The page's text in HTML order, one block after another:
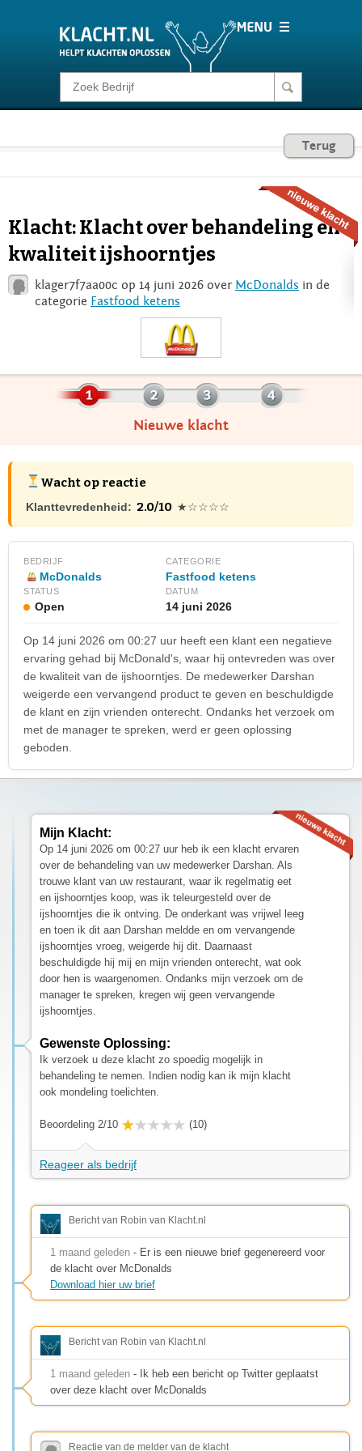
Klacht melden
Consumentenrecht
Voor Bedrijven
Login
Terug
Klacht: Klacht over behandeling en
kwaliteit ijshoorntjes
klager7f7aa00c op 14 juni 2026 over McDonalds in de
categorie Fastfood ketens
Nieuwe klacht
Wacht op reactie
Klanttevredenheid: 2.0/10 ★☆☆☆☆
BEDRIJF
McDonalds
CATEGORIE
Fastfood ketens
STATUS
Open
DATUM
14 juni 2026
Op 14 juni 2026 om 00:27 uur heeft een klant een negatieve
ervaring gehad bij McDonald's, waar hij ontevreden was over
de kwaliteit van de ijshoorntjes. De medewerker Darshan
weigerde een vervangend product te geven en beschuldigde
de klant en zijn vrienden onterecht. Ondanks het verzoek om
met de manager te spreken, werd er geen oplossing
geboden.
Mijn Klacht:
Op 14 juni 2026 om 00:27 uur heb ik een klacht ervaren
over de behandeling van uw medewerker Darshan. Als
trouwe klant van uw restaurant, waar ik regelmatig eet
en ijshoorntjes koop, was ik teleurgesteld over de
ijshoorntjes die ik ontving. De onderkant was vrijwel leeg
en toen ik dit aan Darshan meldde en om vervangende
ijshoorntjes vroeg, weigerde hij dit. Daarnaast
beschuldigde hij mij en mijn vrienden onterecht, wat ook
door hen is waargenomen. Ondanks mijn verzoek om de
manager te spreken, kregen wij geen vervangende
ijshoorntjes.
Gewenste Oplossing:
Ik verzoek u deze klacht zo spoedig mogelijk in
behandeling te nemen. Indien nodig kan ik mijn klacht
ook mondeling toelichten.
Beoordeling 2/10 (10)
Reageer als bedrijf
Bericht van Robin van Klacht.nl
1 maand geleden - Er is een nieuwe brief gegenereerd voor
de klacht over McDonalds
Download hier uw brief
Bericht van Robin van Klacht.nl
1 maand geleden - Ik heb een bericht op Twitter geplaatst
over deze klacht over McDonalds
Reactie van de melder van de klacht